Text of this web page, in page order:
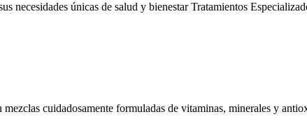
necesidades únicas de salud y bienestar Tratamientos
cuidadosamente formuladas de vitaminas, minerales y